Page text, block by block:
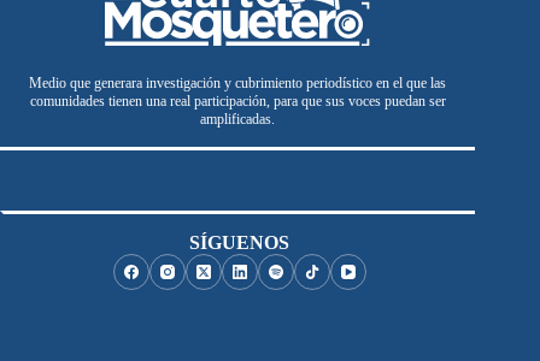
Medio que generara investigación y cubrimiento periodístico en el que las
comunidades tienen una real participación, para que sus voces puedan ser
amplificadas.
SÍGUENOS